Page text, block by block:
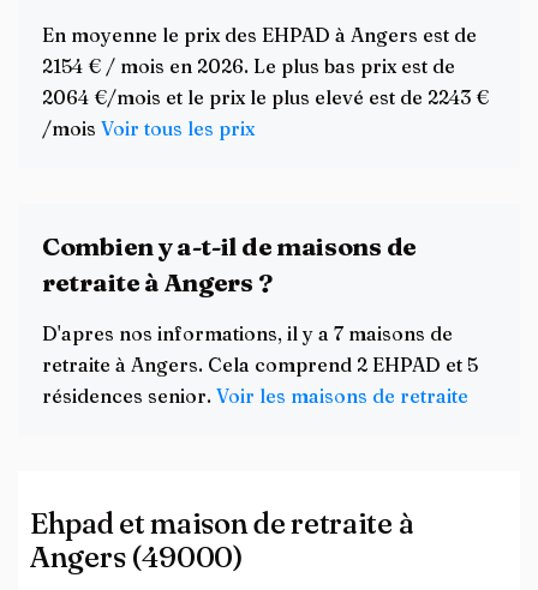
En moyenne le prix des EHPAD à Angers est de
2154 € / mois en 2026. Le plus bas prix est de
2064 €/mois et le prix le plus elevé est de 2243 €
/mois Voir tous les prix
Combien y a-t-il de maisons de
retraite à Angers ?
D'apres nos informations, il y a 7 maisons de
retraite à Angers. Cela comprend 2 EHPAD et 5
résidences senior. Voir les maisons de retraite
Ehpad et maison de retraite à
Angers (49000)